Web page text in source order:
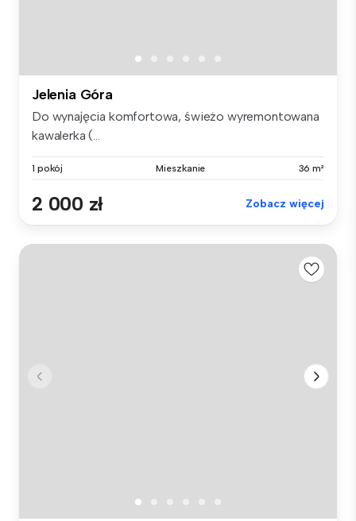
Jelenia Góra
Do wynajęcia komfortowa, świeżo wyremontowana
kawalerka (...
1 pokój Mieszkanie 36 m²
2 000 zł Zobacz więcej